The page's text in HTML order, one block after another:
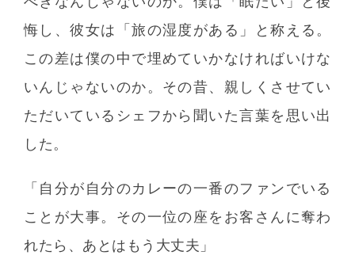
悔し、彼女は「旅の湿度がある」と称える。
この差は僕の中で埋めていかなければいけな
いんじゃないのか。その昔、親しくさせてい
ただいているシェフから聞いた言葉を思い出
した。
「自分が自分のカレーの一番のファンでいる
ことが大事。その一位の座をお客さんに奪わ
れたら、あとはもう大丈夫」